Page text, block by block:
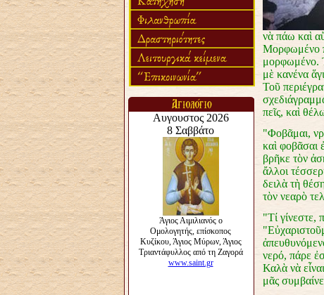
νὰ πάω καὶ
Μορφωμένο
μορφωμένο.
μὲ κανένα
Τοῦ
πεῖς, καὶ
"Φοβᾶμαι,
καὶ φοβᾶσαι
βρῆκε τὸν
ἄλλοι
δειλὰ τὴ
τὸν νεαρὸ
"Τί γίνεστε,
νερό, πάρε
Καλὰ νὰ
μᾶς